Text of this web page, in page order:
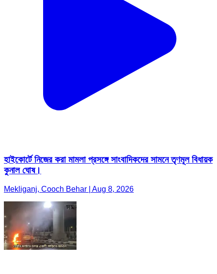
হাইকোর্টে নিজের করা মামলা প্রসঙ্গে সাংবাদিকদের সামনে তৃণমূল বিধায়ক
কুনাল ঘোষ।
Mekliganj, Cooch Behar | Aug 8, 2026